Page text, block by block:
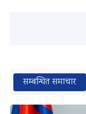
सम्बन्धित समाचार